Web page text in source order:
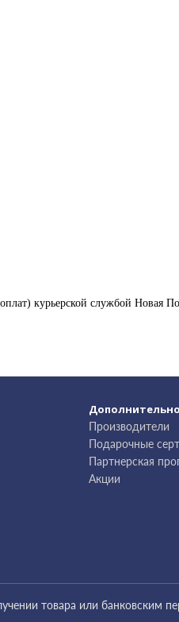
курьерской службой
Дополнительно
Производители
Подарочные
Партнерская
Акции
товара или банковским